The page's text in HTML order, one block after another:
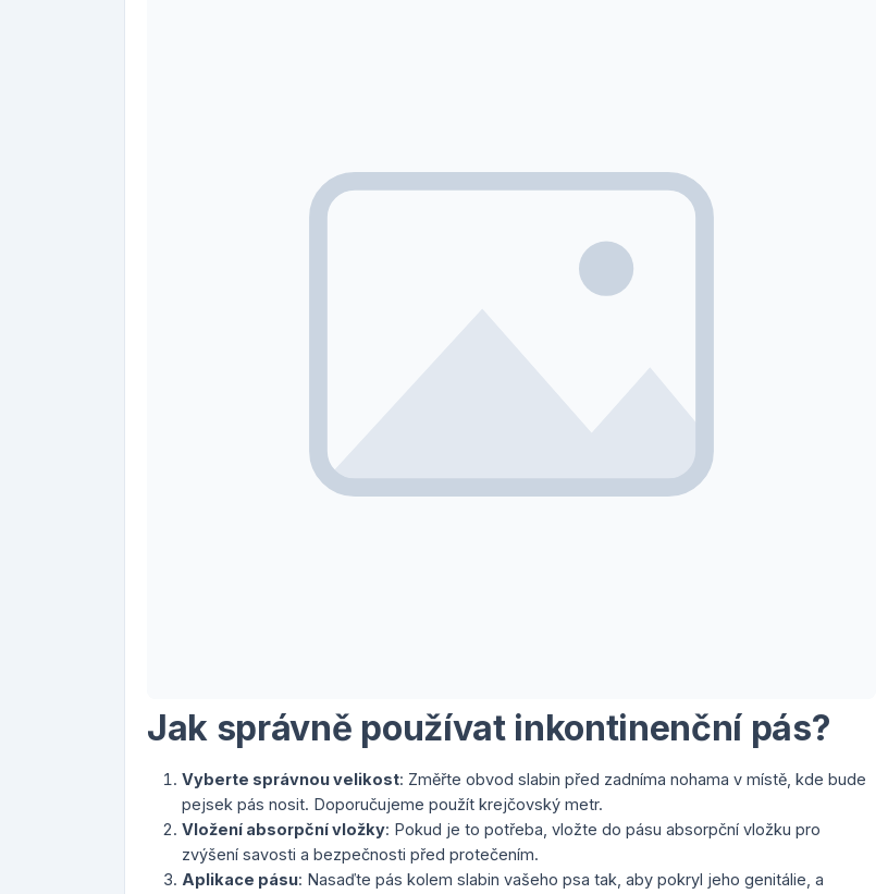
Jak správně používat inkontinenční pás?
Vyberte správnou velikost: Změřte obvod slabin před zadníma nohama v místě, kde bude
pejsek pás nosit. Doporučujeme použít krejčovský metr.
Vložení absorpční vložky: Pokud je to potřeba, vložte do pásu absorpční vložku pro
zvýšení savosti a bezpečnosti před protečením.
Aplikace pásu: Nasaďte pás kolem slabin vašeho psa tak, aby pokryl jeho genitálie, a